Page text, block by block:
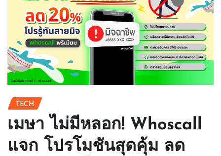
TECH
เมษา ไม่มีหลอก! Whoscall
แจก โปรโมชันสุดคุ้ม ลด